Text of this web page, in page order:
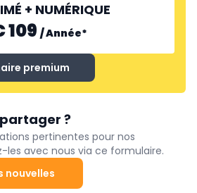
+ NUMÉRIQUE
109 /Année*
premium
?
pertinentes pour nos
les avec nous via ce formulaire.
nouvelles